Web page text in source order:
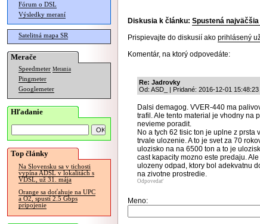
Fórum o DSL
Výsledky meraní
Satelitná mapa SR
Merače
Speedmeter Merania
Pingmeter
Googlemeter
Hľadanie
Top články
Na Slovensku sa v tichosti
vypína ADSL v lokalitách s
VDSL, už 31. mája
Orange sa doťahuje na UPC
a O2, spustí 2.5 Gbps
pripojenie
Diskusia k článku: Spustená
Prispievajte do diskusií ako prihlásený
Komentár, na ktorý odpovedáte:
Re: Jadrovky
Od: ASD_ | Pridané: 2016-12-01 15:48:23
Dalsi demagog. VVER-440 ma
trafil. Ale tento material je vhodny na
nevieme poradit.
No a tych 62 tisic ton je uplne z
trvale ulozenie. A to je svet za 70
ulozisko na na 6500 ton a to je
cast kapacity mozno este predaju.
ulozeny odpad, ktory bol adekvatnu
na zivotne prostredie.
Odpovedať
Meno: